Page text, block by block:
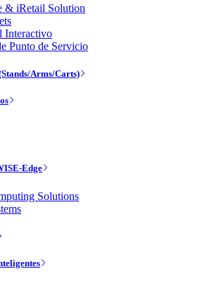
& iRetail Solution
Interactivo
Punto de Servicio
Arms/Carts)
Edge
Solutions